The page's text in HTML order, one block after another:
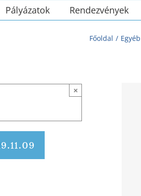
Pályázatok Rendezvények
Főoldal
×